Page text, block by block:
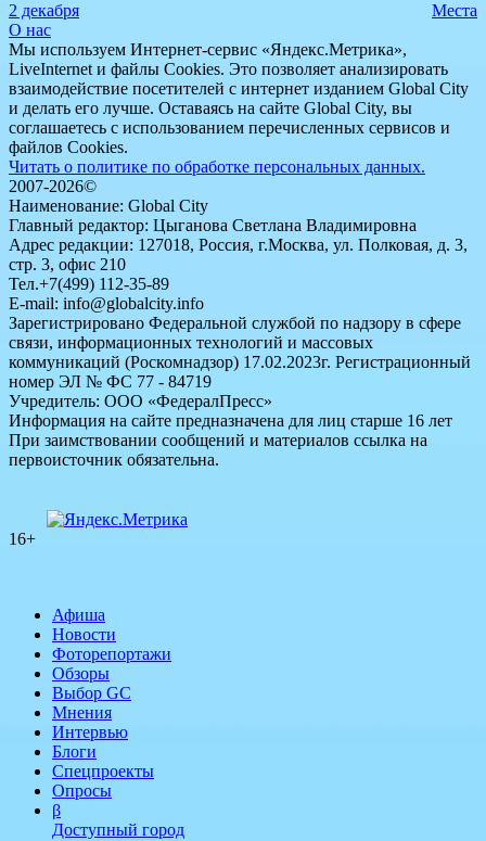
2 декабря
Места
О нас
Мы используем Интернет-сервис «Яндекс.Метрика»,
LiveInternet и файлы Cookies. Это позволяет анализировать
взаимодействие посетителей с интернет изданием Global City
и делать его лучше. Оставаясь на сайте Global City, вы
соглашаетесь с использованием перечисленных сервисов и
файлов Cookies.
Читать о политике по обработке персональных данных.
2007-2026©
Наименование: Global City
Главный редактор: Цыганова Светлана Владимировна
Адрес редакции: 127018, Россия, г.Москва, ул. Полковая, д. 3,
стр. 3, офис 210
Тел.+7(499) 112-35-89
E-mail: info@globalcity.info
Зарегистрировано Федеральной службой по надзору в сфере
связи, информационных технологий и массовых
коммуникаций (Роскомнадзор) 17.02.2023г. Регистрационный
номер ЭЛ № ФС 77 - 84719
Учредитель: ООО «ФедералПресс»
Информация на сайте предназначена для лиц старше 16 лет
При заимствовании сообщений и материалов ссылка на
первоисточник обязательна.
16+
Афиша
Новости
Фоторепортажи
Обзоры
Выбор GC
Мнения
Интервью
Блоги
Спецпроекты
Опросы
β
Доступный город